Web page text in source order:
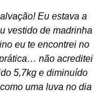
Eu estava a
vestido de madrinha
eu te encontrei no
não acreditei
5,7kg e diminuído
uma luva no dia